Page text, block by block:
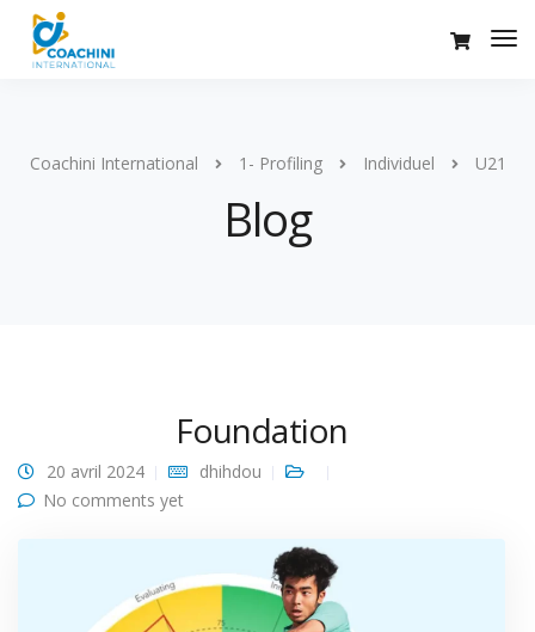
Coachini International 1- Profiling Individuel U21
Blog
Foundation
20 avril 2024
dhihdou
No comments yet